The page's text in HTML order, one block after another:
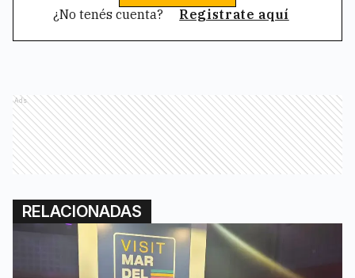
¿No tenés cuenta? Registrate aquí
Ads
RELACIONADAS